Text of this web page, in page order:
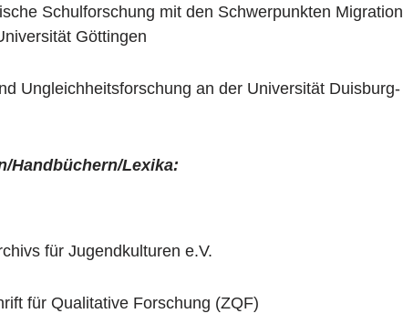
Schulforschung mit den Schwerpunkten Migration
Göttingen
Ungleichheitsforschung an der Universität Duisburg-
Handbüchern/Lexika:
für Jugendkulturen e.V.
für Qualitative Forschung (ZQF)